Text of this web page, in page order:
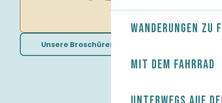
Wanderungen zu
Mit dem Fahrrad
Unsere Broschüren herunterladen